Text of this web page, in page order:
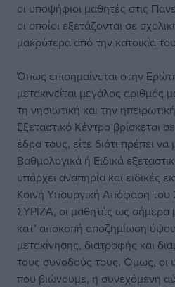
οι υποψήφιοι μαθητές στις
οι οποίοι εξετάζονται σε
μακρύτερα από την κατοικία
Όπως επισημαίνεται στην
μετακινείται μεγάλος
τη νησιωτική και την
Εξεταστικό Κέντρο βρίσκεται
έδρα τους, είτε διότι πρέπει
Βαθμολογικά ή Ειδικά
υπάρχει αναπηρία και ειδικές
Κοινή Υπουργική Απόφαση του
ΣΥΡΙΖΑ, οι μαθητές ως
κατ’ αποκοπή αποζημίωση
μετακίνησης, διατροφής και
τους συνοδούς τους. Όμως, οι
που βιώνουμε, η συνεχόμενη